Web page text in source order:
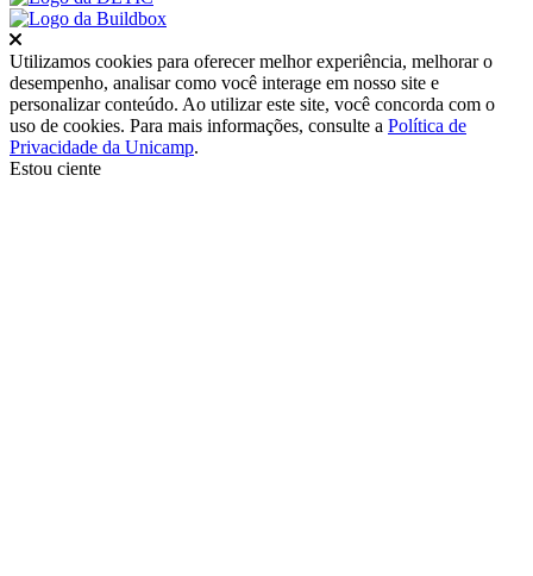
Fechar
Utilizamos cookies para oferecer melhor experiência, melhorar o
desempenho, analisar como você interage em nosso site e
personalizar conteúdo. Ao utilizar este site, você concorda com o
uso de cookies. Para mais informações, consulte a Política de
Privacidade da Unicamp.
Estou ciente